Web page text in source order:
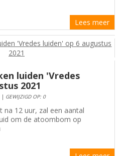
Lees meer
luiden 'Vredes
2021
| GEWIJZIGD OP: 0
na 12 uur, zal een aantal
om de atoombom op